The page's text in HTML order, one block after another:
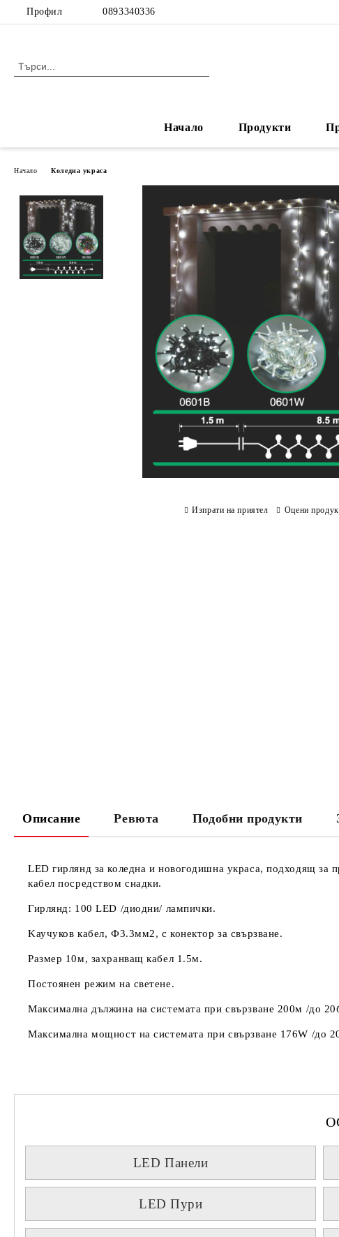
Профил 0893340336
Начало Продукти
Начало Коледна украса
Изпрати на приятел Оцени
Описание Ревюта Подобни продукти
LED гирлянд за коледна и новогодишна украса, подходящ за
кабел посредством снадки.
Гирлянд: 100 LED /диодни/ лампички.
Kаучуков кабел, Ф3.3мм2, с конектор за свързване.
Размер 10м, захранващ кабел 1.5м.
Постоянен режим на светене.
Максимална дължина на системата при свързване 200м /до
Максимална мощност на системата при свързване 176W /до
LED Панели
LED Пури